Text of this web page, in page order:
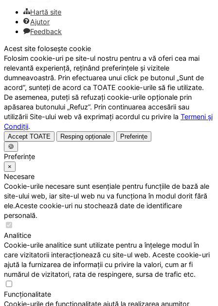
Hartă site
Ajutor
Feedback
Acest site folosește cookie
Folosim cookie-uri pe site-ul nostru pentru a vă oferi cea mai
relevantă experiență, reținând preferințele și vizitele
dumneavoastră. Prin efectuarea unui click pe butonul „Sunt de
acord”, sunteți de acord ca TOATE cookie-urile să fie utilizate.
De asemenea, puteți să refuzați cookie-urile opționale prin
apăsarea butonului „Refuz”. Prin continuarea accesării sau
utilizării Site-ului web vă exprimați acordul cu privire la Termeni și
Condiții.
Accept TOATE Resping opționale
Preferințe
🍪
Preferințe
×
Necesare
Cookie-urile necesare sunt esențiale pentru funcțiile de bază ale
site-ului web, iar site-ul web nu va funcționa în modul dorit fără
ele.Aceste cookie-uri nu stochează date de identificare
personală.
Analitice
Cookie-urile analitice sunt utilizate pentru a înțelege modul în
care vizitatorii interacționează cu site-ul web. Aceste cookie-uri
ajută la furnizarea de informații cu privire la valori, cum ar fi
numărul de vizitatori, rata de respingere, sursa de trafic etc.
Funcționalitate
Cookie-urile de funcționalitate ajută la realizarea anumitor